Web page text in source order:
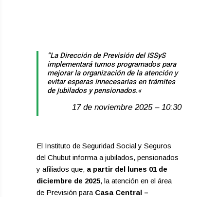
“La Dirección de Previsión del ISSyS
implementará turnos programados para
mejorar la organización de la atención y
evitar esperas innecesarias en trámites
de jubilados y pensionados.«
17 de noviembre 2025 – 10:30
El Instituto de Seguridad Social y Seguros
del Chubut informa a jubilados, pensionados
y afiliados que, a partir del lunes 01 de
diciembre de 2025, la atención en el área
de Previsión para Casa Central –